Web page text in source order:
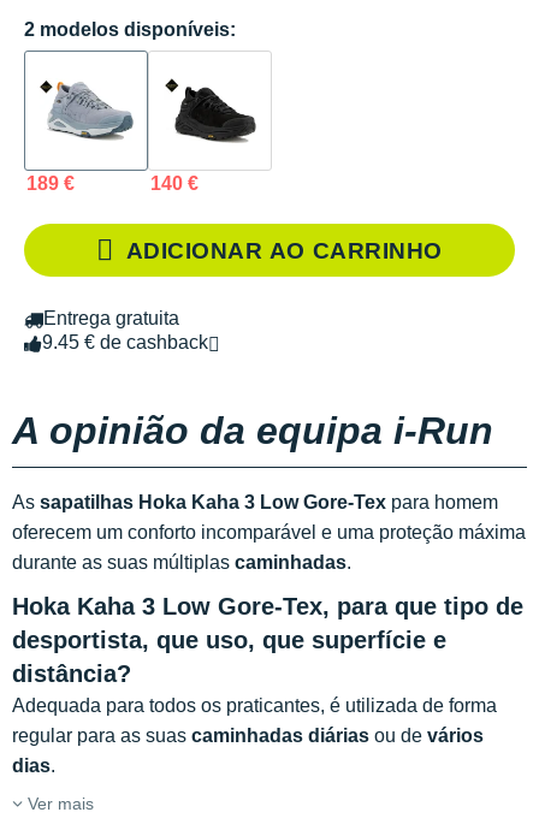
2 modelos disponíveis:
189 € 140 €
ADICIONAR AO CARRINHO
Entrega gratuita
9.45 € de cashback
A opinião da equipa i-Run
As sapatilhas Hoka Kaha 3 Low Gore-Tex para homem
oferecem um conforto incomparável e uma proteção máxima
durante as suas múltiplas caminhadas.
Hoka Kaha 3 Low Gore-Tex, para que tipo de
desportista, que uso, que superfície e
distância?
Adequada para todos os praticantes, é utilizada de forma
regular para as suas caminhadas diárias ou de vários
dias.
Ver mais